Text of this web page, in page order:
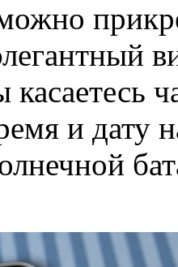
касаетесь
и дату